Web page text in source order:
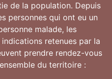
de la population. Depuis
personnes qui ont eu un
malade, les
retenues par la
prendre rendez-vous
du territoire :